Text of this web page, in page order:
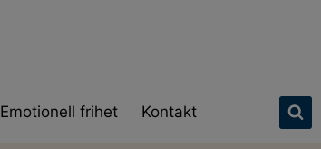
Emotionell frihet Kontakt